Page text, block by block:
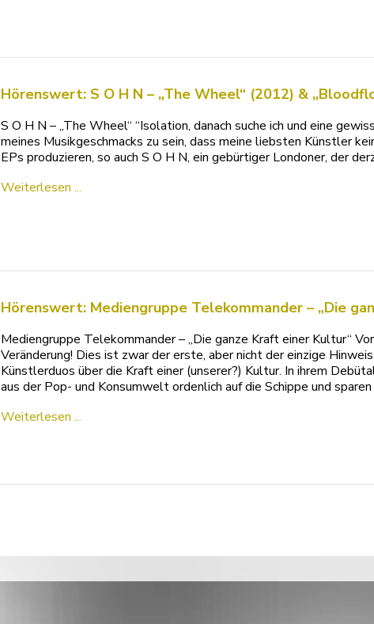
Hörenswert: S O H N – „The Wheel“ (2012) &
S O H N – „The Wheel“ “Isolation, danach suche ich und eine
meines Musikgeschmacks zu sein, dass meine liebsten Künstler
EPs produzieren, so auch S O H N, ein gebürtiger Londoner, der
Weiterlesen ...
Hörenswert: Mediengruppe Telekommander – „Die
Mediengruppe Telekommander – „Die ganze Kraft einer Kultur“
Veränderung! Dies ist zwar der erste, aber nicht der einzige
Künstlerduos über die Kraft einer (unserer?) Kultur. In ihrem
aus der Pop- und Konsumwelt ordenlich auf die Schippe und
Weiterlesen ...